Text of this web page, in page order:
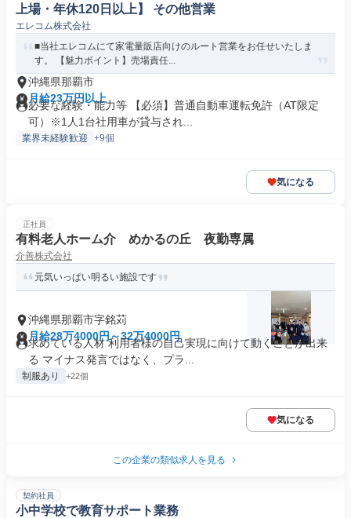
上場・年休120日以上】 その他営業
エレコム株式会社
■当社エレコムにて家電量販店向けのルート営業をお任せいたしま
す。 【魅力ポイント】売場責任...
沖縄県那覇市
月給23万円以上
必要な経験・能力等 【必須】普通自動車運転免許（AT限定
可）※1人1台社用車が貸与され...
業界未経験歓迎 +9個
気になる
正社員
有料老人ホーム介 めかるの丘 夜勤専属
介善株式会社
元気いっぱい明るい施設です
沖縄県那覇市字銘苅
月給28万4000円～32万4000円
求めている人材 利用者様の自己実現に向けて動くことが出来
る マイナス発言ではなく、プラ...
制服あり +22個
気になる
この企業の類似求人を見る
契約社員
小中学校で教育サポート業務